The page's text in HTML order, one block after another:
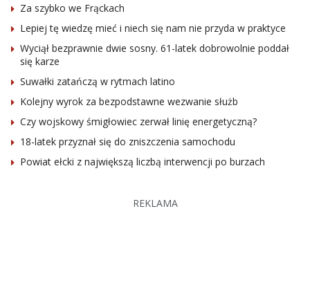
Za szybko we Frąckach
Lepiej tę wiedzę mieć i niech się nam nie przyda w praktyce
Wyciął bezprawnie dwie sosny. 61-latek dobrowolnie poddał
się karze
Suwałki zatańczą w rytmach latino
Kolejny wyrok za bezpodstawne wezwanie służb
Czy wojskowy śmigłowiec zerwał linię energetyczną?
18-latek przyznał się do zniszczenia samochodu
Powiat ełcki z największą liczbą interwencji po burzach
REKLAMA